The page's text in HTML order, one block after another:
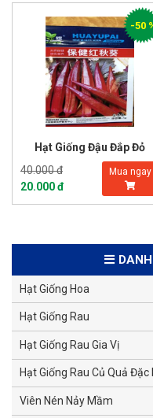
Hạt Giống Đậu Đắp Đỏ
40.000 đ
20.000 đ
Mua ngay
-50
Hạt Giống Hoa
Hạt Giống Rau
Hạt Giống Rau Gia Vị
Hạt Giống Rau Củ Quả Đặc
Viên Nén Nảy Mầm